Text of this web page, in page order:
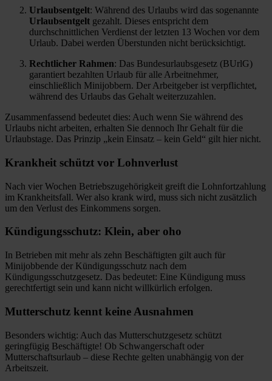
Urlaubsentgelt: Während des Urlaubs wird das sogenannte
Urlaubsentgelt gezahlt. Dieses entspricht dem
durchschnittlichen Verdienst der letzten 13 Wochen vor dem
Urlaub. Dabei werden Überstunden nicht berücksichtigt.
Rechtlicher Rahmen: Das Bundesurlaubsgesetz (BUrlG)
garantiert bezahlten Urlaub für alle Arbeitnehmer,
einschließlich Minijobbern. Der Arbeitgeber ist verpflichtet,
während des Urlaubs das Gehalt weiterzuzahlen.
Zusammenfassend bedeutet dies: Auch wenn Sie während des
Urlaubs nicht arbeiten, erhalten Sie dennoch Ihr Gehalt für die
Urlaubstage. Das Prinzip „kein Einsatz – kein Geld“ gilt hier nicht.
Krankheit schützt vor Lohnverlust
Nach vier Wochen Betriebszugehörigkeit greift die Lohnfortzahlung
im Krankheitsfall. Wer also krank wird, muss sich nicht zusätzlich
um den Verlust des Einkommens sorgen.
Kündigungsschutz: Klein, aber oho
In Betrieben mit mehr als zehn Beschäftigten gilt auch für
Minijobbende der Kündigungsschutz nach dem
Kündigungsschutzgesetz. Das bedeutet: Eine Kündigung muss
gerechtfertigt sein und kann nicht willkürlich erfolgen.
Mutterschutz kennt keine Ausnahmen
Besonders wichtig: Auch das Mutterschutzgesetz schützt
geringfügig Beschäftigte! Ob Schwangerschaft oder
Mutterschaftsurlaub – diese Rechte gelten unabhängig von der
Arbeitszeit.